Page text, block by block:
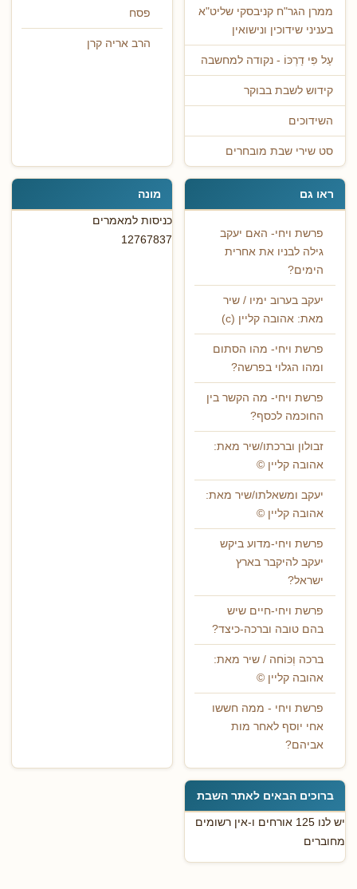
ממרן הגר"ח קניבסקי שליט"א
בעניני שידוכין ונישואין
עַל פִּי דַרְכּוֹ - נקודה למחשבה
קידוש לשבת בבוקר
השידוכים
סט שירי שבת מובחרים
פסח
הרב אריה קרן
ראו גם
פרשת ויחי- האם יעקב
גילה לבניו את אחרית
הימים?
יעקב בערוב ימיו / שיר
מאת: אהובה קליין (c)
פרשת ויחי- מהו הסתום
ומהו הגלוי בפרשה?
פרשת ויחי- מה הקשר בין
החוכמה לכסף?
זבולון וברכתו/שיר מאת:
אהובה קליין ©
יעקב ומשאלתו/שיר מאת:
אהובה קליין ©
פרשת ויחי-מדוע ביקש
יעקב להיקבר בארץ
ישראל?
פרשת ויחי-חיים שיש
בהם טובה וברכה-כיצד?
ברכה וְכּוֹחה / שיר מאת:
אהובה קליין ©
פרשת ויחי - ממה חששו
אחי יוסף לאחר מות
אביהם?
מונה
כניסות למאמרים
12767837
ברוכים הבאים לאתר השבת
יש לנו 125 אורחים ו-אין רשומים
מחוברים